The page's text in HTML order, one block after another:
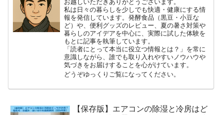
お越しいただきありがとうございます。
私は日々の暮らしを少しでも快適・健康にする情
報を発信しています。発酵食品（黒豆・小豆な
ど）や、便利グッズのレビュー、夏の暑さ対策や
暮らしのアイデアを中心に、実際に試した体験を
もとに記事を執筆しています。
「読者にとって本当に役立つ情報とは？」を常に
意識しながら、誰でも取り入れやすいノウハウや
気づきをお届けすることを心がけています。
どうぞゆっくりご覧になってください。
【保存版】エアコンの除湿と冷房はど